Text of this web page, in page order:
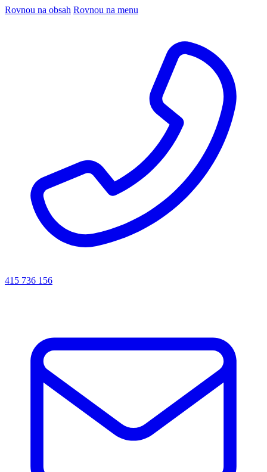
Rovnou na obsah Rovnou na menu
415 736 156